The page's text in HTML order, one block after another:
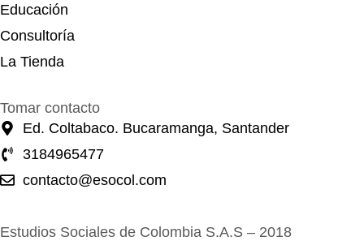
Educación
Consultoría
La Tienda
Tomar contacto
Ed. Coltabaco. Bucaramanga, Santander
3184965477
contacto@esocol.com
Estudios Sociales de Colombia S.A.S – 2018